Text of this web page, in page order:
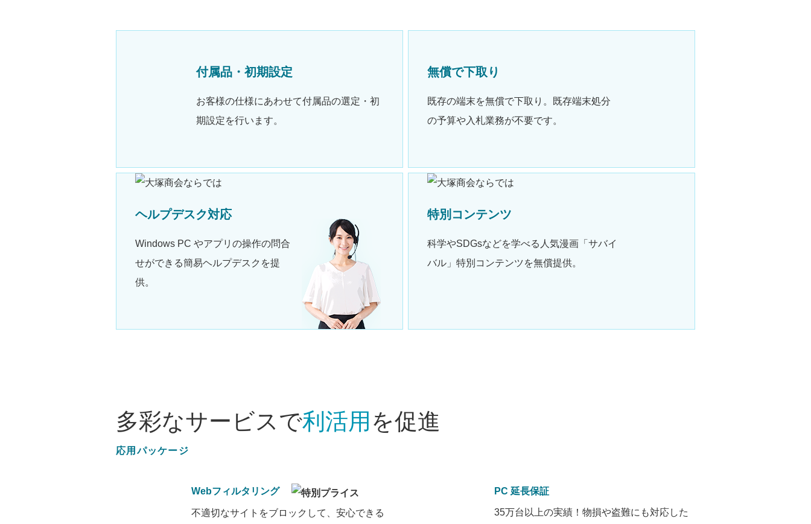
付属品・初期設定
お客様の仕様にあわせて付属品の選定・初
期設定を行います。
無償で下取り
既存の端末を無償で下取り。既存端末処分
の予算や入札業務が不要です。
ヘルプデスク対応
Windows PC やアプリの操作の問合
せができる簡易ヘルプデスクを提
供。
特別コンテンツ
科学やSDGsなどを学べる人気漫画「サバイ
バル」特別コンテンツを無償提供。
多彩なサービスで利活用 を促進
応用パッケージ
Webフィルタリング
不適切なサイトをブロックして、安心できる
PC 延長保証
35万台以上の実績！物損や盗難にも対応した